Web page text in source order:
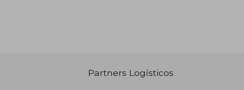
Partners Logísticos